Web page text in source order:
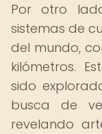
Por otro
sistemas de
del mundo,
kilómetros.
sido
busca de
revelando